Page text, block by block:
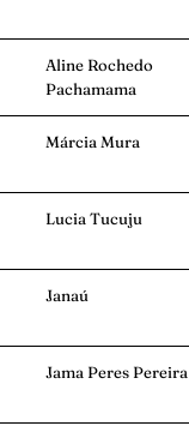
Aline Rochedo
Pachamama
Márcia Mura
Lucia Tucuju
Janaú
Jama Peres Pereira